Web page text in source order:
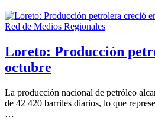
Red de Medios Regionales
Loreto: Producción
octubre
La producción nacional de petróleo
de 42 420 barriles diarios, lo que
…